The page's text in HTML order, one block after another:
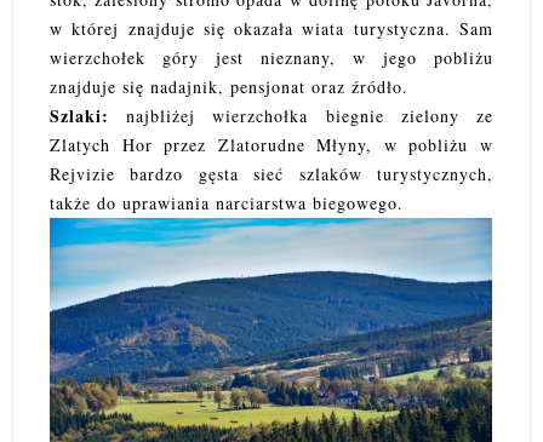
w której znajduje się okazała wiata turystyczna. Sam
wierzchołek góry jest nieznany, w jego pobliżu
znajduje się nadajnik, pensjonat oraz źródło.
Szlaki:
najbliżej wierzchołka biegnie zielony ze
Zlatych Hor przez Zlatorudne Młyny, w pobliżu w
Rejvizie bardzo gęsta sieć szlaków turystycznych,
także do uprawiania narciarstwa biegowego.